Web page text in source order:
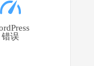
错误